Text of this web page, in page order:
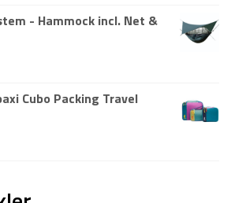
kr. - Hammock incl. Net &
Cubo Packing Travel